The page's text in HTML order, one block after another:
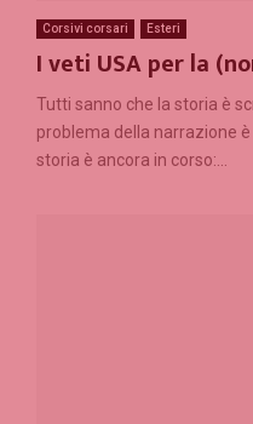
Corsivi corsari Esteri
I veti USA per la
Tutti sanno che la storia è
problema della narrazione
storia è ancora in corso:...